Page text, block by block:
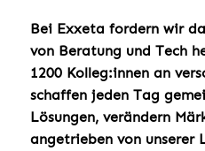
Bei Exxeta fordern wir
von Beratung und Tech
1200 Kolleg:innen an
schaffen jeden Tag
Lösungen, verändern
angetrieben von unserer